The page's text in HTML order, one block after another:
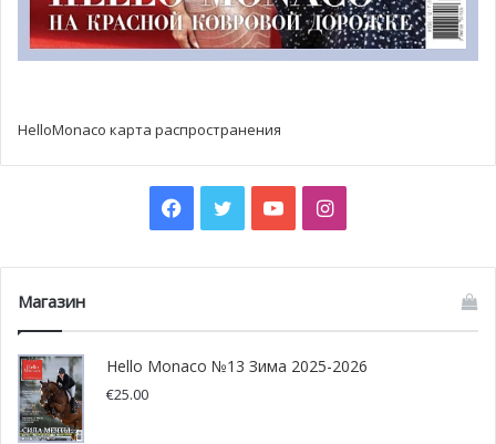
Шарлен и Альбер выглядят очень счастливыми и
любящими.
HelloMonaco карта распространения
Facebook
TwitterYouTubeInstagram
Магазин
Hello Monaco №13 Зима 2025-2026
€25.00